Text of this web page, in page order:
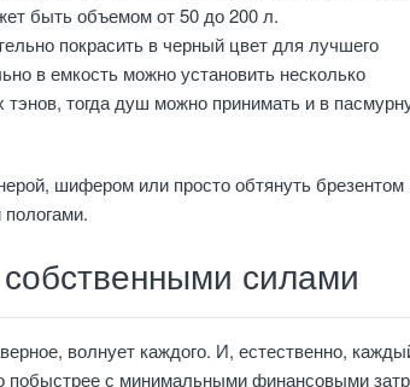
быть объемом от 50 до 200 л.
покрасить в черный цвет для лучшего
в емкость можно установить несколько
тэнов, тогда душ можно принимать и в
шифером или просто обтянуть брезентом
силами
волнует каждого. И, естественно,
побыстрее с минимальными финансовыми